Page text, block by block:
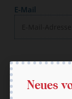
E-Mail
Neues